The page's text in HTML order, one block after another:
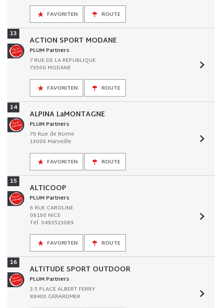
FAVORITEN ROUTE
13
ACTION SPORT MODANE
PLUM Partners
7 RUE DE LA REPUBLIQUE
73500 MODANE
FAVORITEN ROUTE
14
ALPINA LaMONTAGNE
PLUM Partners
70 Rue de Rome
13006 Marseille
FAVORITEN ROUTE
15
ALTICOOP
PLUM Partners
6 RUE CAROLINE
06100 NICE
Tel. 0493523089
FAVORITEN ROUTE
16
ALTITUDE SPORT OUTDOOR
PLUM Partners
3-5 PLACE ALBERT FERRY
88400 GERARDMER